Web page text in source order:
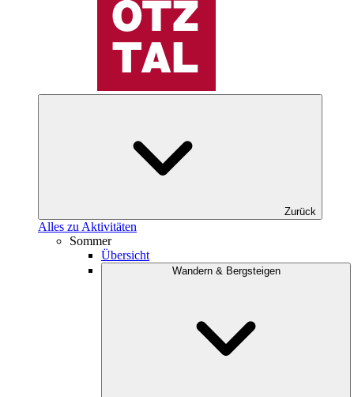
Zurück
Alles zu Aktivitäten
Sommer
Übersicht
Wandern & Bergsteigen